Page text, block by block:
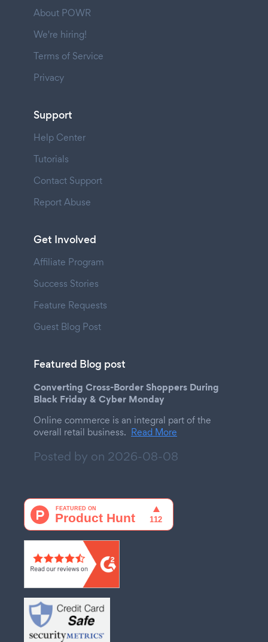
About POWR
We're hiring!
Terms of Service
Privacy
Support
Help Center
Tutorials
Contact Support
Report Abuse
Get Involved
Affiliate Program
Success Stories
Feature Requests
Guest Blog Post
Featured Blog post
Converting Cross-Border Shoppers During
Black Friday & Cyber Monday
Online commerce is an integral part of the
overall retail business. Read More
Posted by on 2026-08-08